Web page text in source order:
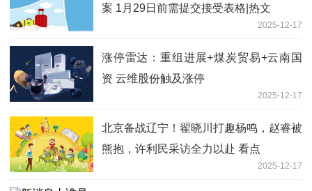
案 1月29日前需提交接受表格|热文
2025-12-17
涨停雷达：重组进展+煤炭贸易+云南国
资 云维股份触及涨停
2025-12-17
北京备战辽宁！翟晓川打趣杨鸣，赵睿被
熊抱，许利民采访全力以赴 看点
2025-12-17